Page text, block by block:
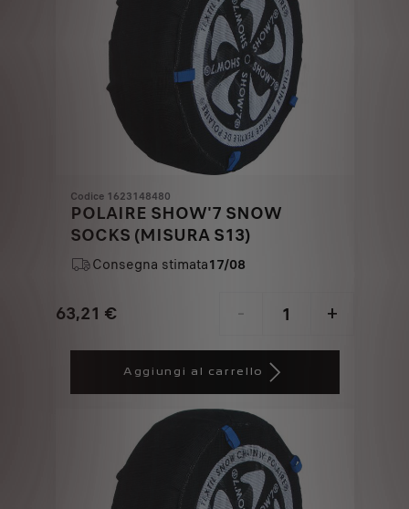
Codice 1623148480
POLAIRE SHOW'7 SNOW
SOCKS (MISURA S13)
Consegna stimata17/08
63,21 €
Price
- +
Quantity
Aggiungi al carrello